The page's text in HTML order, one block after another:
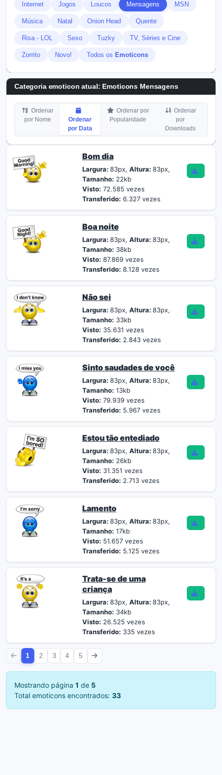
Internet Jogos Loucos Mensagens MSN
Música Natal Onion Head Quente
Risa - LOL Sexo Tuzky TV, Séries e Cine
Zorrito Novo! Todos os Emoticons
Categoria emoticon atual: Emoticons Mensagens
Ordenar
por Nome
Ordenar
por Data
Ordenar por
Popularidade
Ordenar
por
Downloads
Bom dia
Largura: 83px, Altura: 83px,
Tamanho: 22kb
Visto: 72.585 vezes
Transferido: 6.327 vezes
Boa noite
Largura: 83px, Altura: 83px,
Tamanho: 38kb
Visto: 87.869 vezes
Transferido: 8.128 vezes
Não sei
Largura: 83px, Altura: 83px,
Tamanho: 33kb
Visto: 35.631 vezes
Transferido: 2.843 vezes
Sinto saudades de você
Largura: 83px, Altura: 83px,
Tamanho: 13kb
Visto: 79.939 vezes
Transferido: 5.967 vezes
Estou tão entediado
Largura: 83px, Altura: 83px,
Tamanho: 26kb
Visto: 31.351 vezes
Transferido: 2.713 vezes
Lamento
Largura: 83px, Altura: 83px,
Tamanho: 17kb
Visto: 51.657 vezes
Transferido: 5.125 vezes
Trata-se de uma
criança
Largura: 83px, Altura: 83px,
Tamanho: 34kb
Visto: 26.525 vezes
Transferido: 335 vezes
1 2 3 4 5
Mostrando página 1 de 5
Total emoticons encontrados: 33